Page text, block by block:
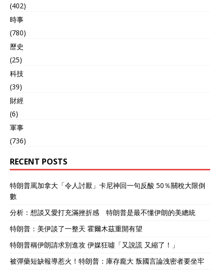
国自己遇到自然灾害，还得
被要求给出更多的粮食。阿
方开口要粮的时候，根本不
关心中国自己情况。 拒绝以
后，局势马上不一样了。中
国因为国内大旱没法再送
粮，阿尔巴尼亚当场翻脸，
提高对中国的出口价格，老
协议说撕就撕。 两国关系一
下子就变了，完全再也扳不
贸易争执，而是关系崩塌的
标志。谁也没想到靠了中国
这么多年，一旦切断就成了
仇人。 越南翻脸还打了场
仗，阿尔巴尼亚这架势，就
是单纯嘴上休克，把中国死
盟友，瞬间清零，焚书销
物，一言不合就把“中国制
造”丢进火堆。 以前帮忙修
的工厂，转头倒闭没人管。
技术专家几乎全被请回，剩
下的设备要么生锈要么随便
卖。 直接瘫痪 中国的援助
撤离后，严重依赖外部输血
的阿尔巴尼亚经济迅速瘫
(402)
時事
(780)
歷史
(25)
科技
(39)
財經
(6)
軍事
(736)
RECENT POSTS
特朗普罵加拿大「令人討厭」卡尼神回一句反酸 50％關稅大限倒
數
分析：想談又愛打充滿挫折感 特朗普是最不懂伊朗的美總統
特朗普：美伊談了一整天 霍爾木茲重開有望
特朗普稱伊朗請求別進攻 伊媒狂噓「又說謊 又縮了！」
被彈藥短缺報導惹火！特朗普：庫存龐大 叛國言論洩密者要坐牢